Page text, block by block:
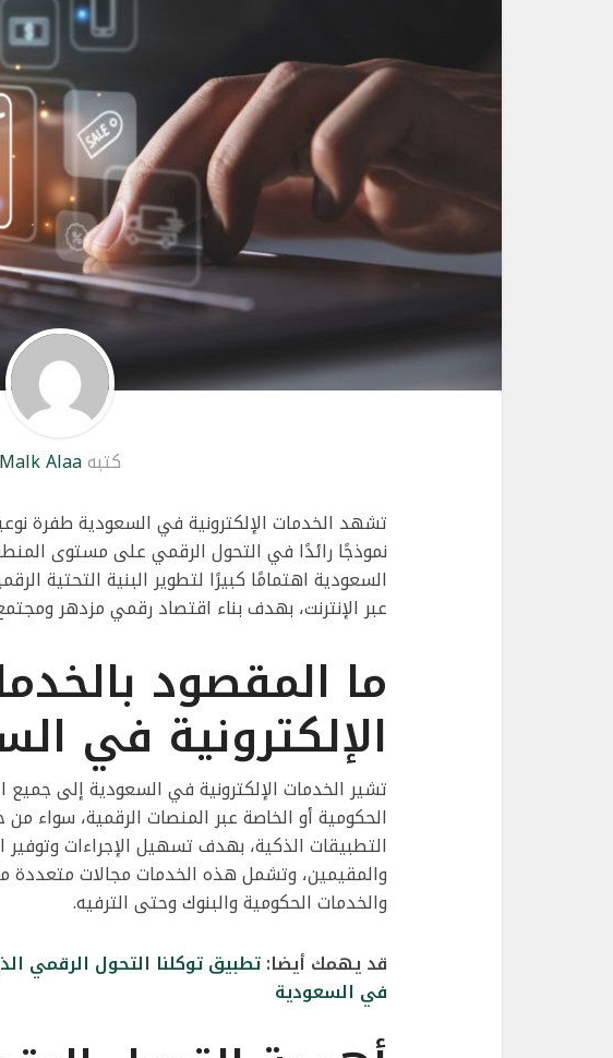
كتبهMalk Alaa
تشهد الخدمات الإلكترونية في السعودية طفرة
نموذجًا رائدًا في التحول الرقمي على مستوى
السعودية اهتمامًا كبيرًا لتطوير البنية التحتية
عبر الإنترنت، بهدف بناء اقتصاد رقمي مزدهر
ما المقصود
الإلكترونية في
تشير الخدمات الإلكترونية في السعودية إلى
الحكومية أو الخاصة عبر المنصات الرقمية، سواء من
التطبيقات الذكية، بهدف تسهيل الإجراءات
والمقيمين، وتشمل هذه الخدمات مجالات متعددة
والخدمات الحكومية والبنوك وحتى الترفيه.
قد يهمك أيضا:تطبيق توكلنا التحول الرقمي
في السعودية